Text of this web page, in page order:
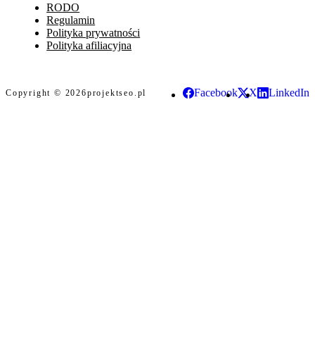
RODO
Regulamin
Polityka prywatności
Polityka afiliacyjna
Copyright © 2026projektseo.pl Facebook X LinkedIn